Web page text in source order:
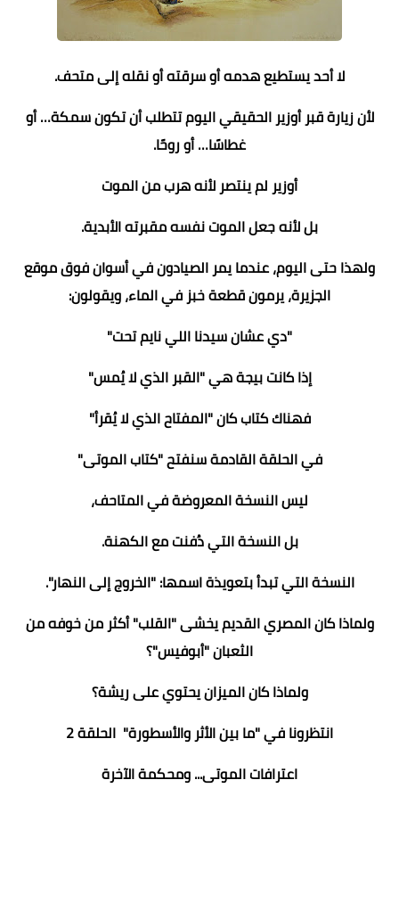
لا أحد يستطيع هدمه أو سرقته أو نقله إلى متحف.
لأن زيارة قبر أوزير الحقيقي اليوم تتطلب أن تكون سمكة… أو
غطاسًا… أو روحًا.
أوزير لم ينتصر لأنه هرب من الموت
بل لأنه جعل الموت نفسه مقبرته الأبدية.
ولهذا حتى اليوم، عندما يمر الصيادون في أسوان فوق موقع
الجزيرة، يرمون قطعة خبز في الماء، ويقولون:
"دي عشان سيدنا اللي نايم تحت"
إذا كانت بيجة هي "القبر الذي لا يُمس"
فهناك كتاب كان "المفتاح الذي لا يُقرأ"
في الحلقة القادمة سنفتح "كتاب الموتى"
ليس النسخة المعروضة في المتاحف،
بل النسخة التي دُفنت مع الكهنة.
النسخة التي تبدأ بتعويذة اسمها: "الخروج إلى النهار".
ولماذا كان المصري القديم يخشى "القلب" أكثر من خوفه من
الثعبان "أبوفيس"؟
ولماذا كان الميزان يحتوي على ريشة؟
انتظرونا في "ما بين الأثر والأسطورة" الحلقة 2
اعترافات الموتى... ومحكمة الآخرة